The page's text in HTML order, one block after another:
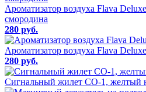
Ароматизатор воздуха Flava
смородина
280 руб.
Ароматизатор воздуха Flava
280 руб.
Сигнальный жилет СО-1, желтый